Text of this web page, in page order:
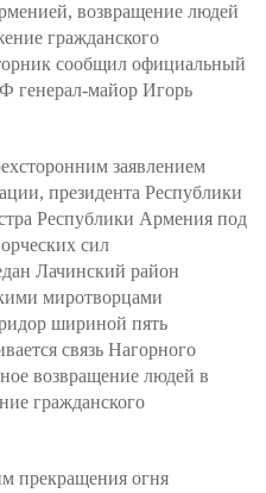
возвращение людей
гражданского
сообщил официальный
генерал-майор Игорь
заявлением
президента Республики
Республики Армения под
сил
Лачинский район
миротворцами
шириной пять
связь Нагорного
возвращение людей в
гражданского
прекращения огня